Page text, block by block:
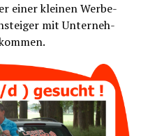
einer klei­nen Wer­be­
mit Unter­neh­